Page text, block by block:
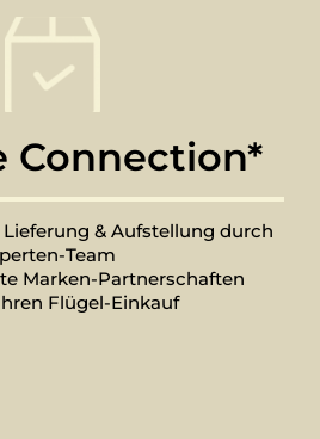
Connection*
Lieferung & Aufstellung durch
Team
Marken-Partnerschaften
Flügel-Einkauf